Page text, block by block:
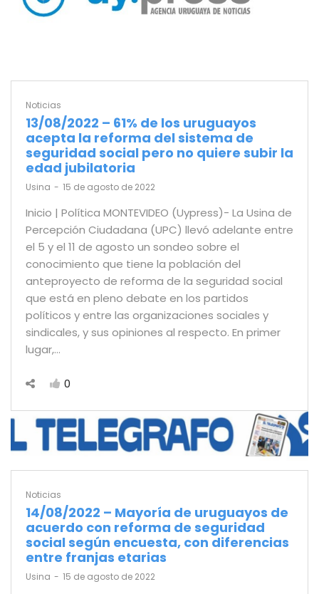
Noticias
13/08/2022 – 61% de los uruguayos
acepta la reforma del sistema de
seguridad social pero no quiere subir la
edad jubilatoria
by
Usina 15 de agosto de 2022
Inicio | Política MONTEVIDEO (Uypress)- La Usina de
Percepción Ciudadana (UPC) llevó adelante entre
el 5 y el 11 de agosto un sondeo sobre el
conocimiento que tiene la población del
anteproyecto de reforma de la seguridad social
que está en pleno debate en los partidos
políticos y entre las organizaciones sociales y
sindicales, y sus opiniones al respecto. En primer
lugar,…
0
Noticias
14/08/2022 – Mayoría de uruguayos de
acuerdo con reforma de seguridad
social según encuesta, con diferencias
entre franjas etarias
by
Usina 15 de agosto de 2022